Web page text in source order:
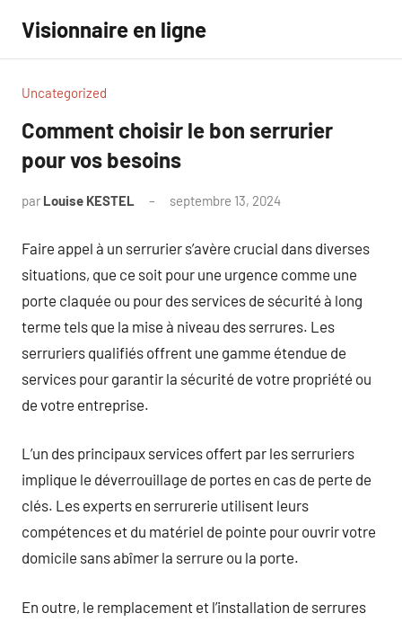
contenu
Visionnaire en ligne
Uncategorized
Comment choisir le bon serrurier
pour vos besoins
par Louise KESTEL septembre 13, 2024
Faire appel à un serrurier s’avère crucial dans diverses
situations, que ce soit pour une urgence comme une
porte claquée ou pour des services de sécurité à long
terme tels que la mise à niveau des serrures. Les
serruriers qualifiés offrent une gamme étendue de
services pour garantir la sécurité de votre propriété ou
de votre entreprise.
L’un des principaux services offert par les serruriers
implique le déverrouillage de portes en cas de perte de
clés. Les experts en serrurerie utilisent leurs
compétences et du matériel de pointe pour ouvrir votre
domicile sans abîmer la serrure ou la porte.
En outre, le remplacement et l’installation de serrures